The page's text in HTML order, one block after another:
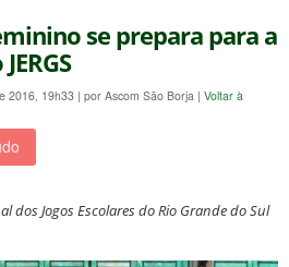
se prepara para a
2016, 19h33 | por Ascom São Borja | Voltar à
dos Jogos Escolares do Rio Grande do Sul